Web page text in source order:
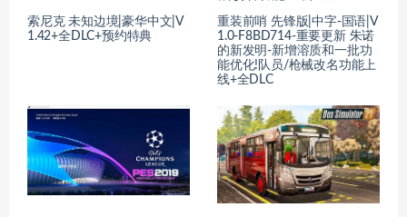
索尼克 未知边境|豪华中文|V
1.42+全DLC+预约特典
重装前哨 先锋版|中字-国语|V
1.0-F8BD714-重要更新 朱诺
的新发明-新增溶质和一批功
能优化!队员/枪械改名功能上
线+全DLC